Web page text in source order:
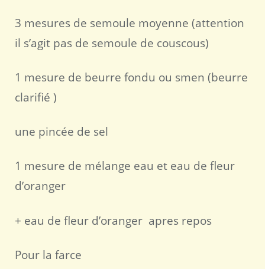
3 mesures de semoule moyenne (attention
il s’agit pas de semoule de couscous)
1 mesure de beurre fondu ou smen (beurre
clarifié )
une pincée de sel
1 mesure de mélange eau et eau de fleur
d’oranger
+ eau de fleur d’oranger apres repos
Pour la farce